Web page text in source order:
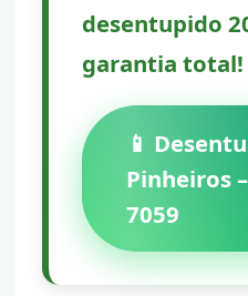
desentupido
garantia total!
📱
Pinheiros
7059